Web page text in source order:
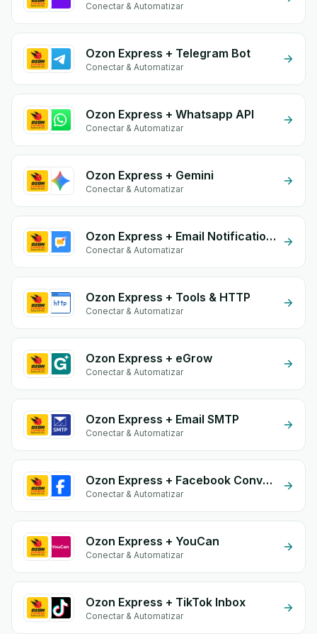
Conectar & Automatizar
Ozon Express + Telegram Bot
Conectar & Automatizar
Ozon Express + Whatsapp API
Conectar & Automatizar
Ozon Express + Gemini
Conectar & Automatizar
Ozon Express + Email Notifications by eGrow
Conectar & Automatizar
Ozon Express + Tools & HTTP
Conectar & Automatizar
Ozon Express + eGrow
Conectar & Automatizar
Ozon Express + Email SMTP
Conectar & Automatizar
Ozon Express + Facebook Conversion API (CAPI)
Conectar & Automatizar
Ozon Express + YouCan
Conectar & Automatizar
Ozon Express + TikTok Inbox
Conectar & Automatizar